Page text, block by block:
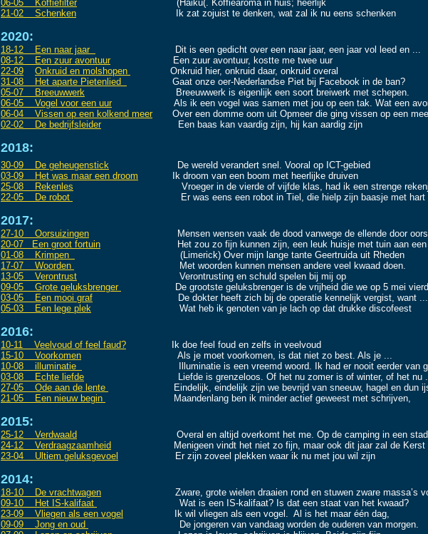
06-05 Koffiefilter(Haiku(. Koffiearoma in huis; heerlijk
21-02 Schenken Ik zat zojuist te denken, wat zal ik nu eens schenken
2020:
18-12 Een naar jaar
Dit is een gedicht over een naar jaar, een jaar vol leed en ...
08-12 Een zuur avontuurEen zuur avontuur, kostte me twee uur
22-09
Onkruid en molshopen
Onkruid hier, onkruid daar, onkruid overal
31-08 Het aparte Pietenlied
Gaat onze oer-Nederlandse Piet bij Facebook in de ban?
05-07 Breeuwwerk Breeuwwerk is eigenlijk een soort breiwerk met schepen.
06-05 Vogel voor een uurAls ik een vogel was samen met jou op een tak. Wat een
06-04 Vissen op een kolkend meerOver een domme oom uit Opmeer die ging vissen op een
02-02 De bedrijfsleiderEen baas kan vaardig zijn, hij kan aardig zijn
2018:
30-09 De geheugenstick De wereld verandert snel. Vooral op ICT-gebied
03-09 Het was maar een droom Ik droom van een boom met heerlijke druiven
25-08 Rekenles Vroeger in de vierde of vijfde klas, had ik een strenge
22-05 De robot
Er was eens een robot in Tiel, die hielp zijn baasje met hart
2017:
27-10 Oorsuizingen Mensen wensen vaak de dood vanwege de ellende door
20-07 Een groot fortuin Het zou zo fijn kunnen zijn, een leuk huisje met tuin aan een
01-08 Krimpen
(Limerick) Over mijn lange tante Geertruida uit Rheden
17-07 Woorden
Met woorden kunnen mensen andere veel
13-05 Verontrust Verontrusting en schuld spelen bij mij op
09-05 Grote geluksbrenger
De grootste geluksbrenger is de vrijheid die we op 5 mei
03-05 Een mooi graf De dokter heeft zich bij de operatie kennelijk vergist, want ...
05-03 Een lege plek Wat heb ik genoten van je lach op dat drukke discofeest
2016:
10-11 Veelvoud of feel faud? Ik doe feel foud en zelfs in veelvoud
15-10 Voorkomen Als je moet voorkomen, is dat niet zo best. Als je ...
10-08 illuminatie
Illuminatie is een vreemd woord. Ik had er nooit eerder van
03-08 Echte liefde Liefde is grenzeloos. Of het nu zomer is of winter, of het nu
27-05 Ode aan de lente
Eindelijk, eindelijk zijn we bevrijd van sneeuw, hagel en dun
21-05 Een nieuw begin
Maandenlang ben ik minder actief geweest met schrijven,
2015:
25-12 Verdwaald Overal en altijd overkomt het me. Op de camping in een
24-12 Verdraagzaamheid Menigeen vindt het niet zo fijn, maar ook dit jaar zal
23-04 Ultiem geluksgevoel
Er zijn zoveel plekken waar ik nu met jou wil zijn
2014:
18-10 De vrachtwagen Zware, grote wielen draaien rond en stuwen zware massa’s
09-10 Het IS-kalifaat
Wat is een IS-kalifaat? Is dat een staat van het kwaad?
23-09 Vliegen als een vogel
Ik wil vliegen als een vogel. Al is het maar één dag,
09-09 Jong en oud
De jongeren van vandaag worden de ouderen van morgen.